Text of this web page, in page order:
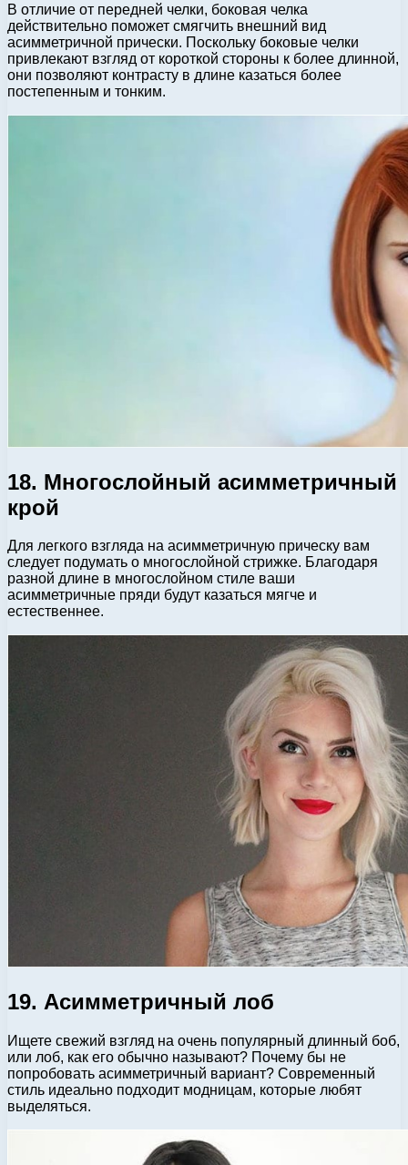
В отличие от передней челки, боковая челка
действительно поможет смягчить внешний вид
асимметричной прически. Поскольку боковые челки
привлекают взгляд от короткой стороны к более длинной,
они позволяют контрасту в длине казаться более
постепенным и тонким.
18. Многослойный асимметричный
крой
Для легкого взгляда на асимметричную прическу вам
следует подумать о многослойной стрижке. Благодаря
разной длине в многослойном стиле ваши
асимметричные пряди будут казаться мягче и
естественнее.
19. Асимметричный лоб
Ищете свежий взгляд на очень популярный длинный боб,
или лоб, как его обычно называют? Почему бы не
попробовать асимметричный вариант? Современный
стиль идеально подходит модницам, которые любят
выделяться.